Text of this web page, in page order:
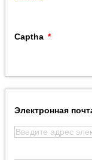
Captha
Электронная